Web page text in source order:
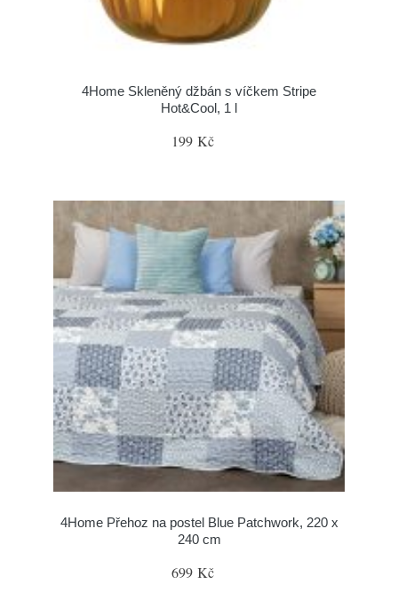
4Home Skleněný džbán s víčkem Stripe
Hot&Cool, 1 l
199 Kč
4Home Přehoz na postel Blue Patchwork, 220 x
240 cm
699 Kč